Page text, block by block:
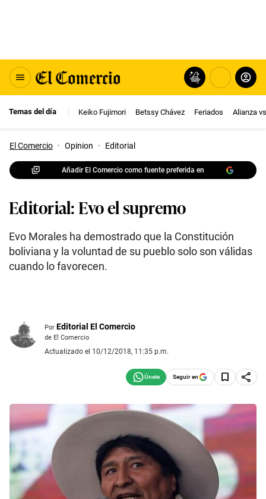
Temas del día Keiko Fujimori Betssy Chávez Feriados Alianza
El Comercio · Opinion · Editorial
Añadir El Comercio como fuente preferida en
Editorial: Evo el supremo
Evo Morales ha demostrado que la Constitución
boliviana y la voluntad de su pueblo solo son válidas
cuando lo favorecen.
Por Editorial El Comercio
de El Comercio
Actualizado el 10/12/2018, 11:35 p.m.
Seguir en